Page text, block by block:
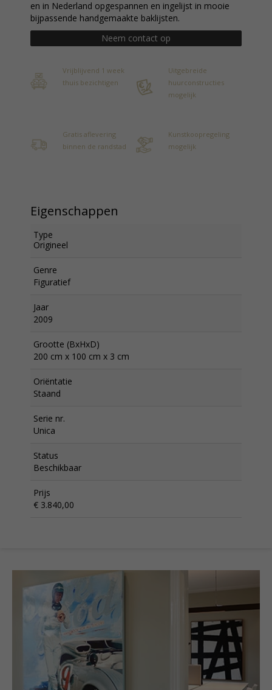
en in Nederland opgespannen en ingelijst in mooie
bijpassende handgemaakte baklijsten.
Neem contact op
Vrijblijvend 1 week
thuis bezichtigen
Uitgebreide
huurconstructies
mogelijk
Gratis aflevering
binnen de randstad
Kunstkoopregeling
mogelijk
Eigenschappen
Type
Origineel
Genre
Figuratief
Jaar
2009
Grootte (BxHxD)
200 cm x 100 cm x 3 cm
Oriëntatie
Staand
Serie nr.
Unica
Status
Beschikbaar
Prijs
€ 3.840,00